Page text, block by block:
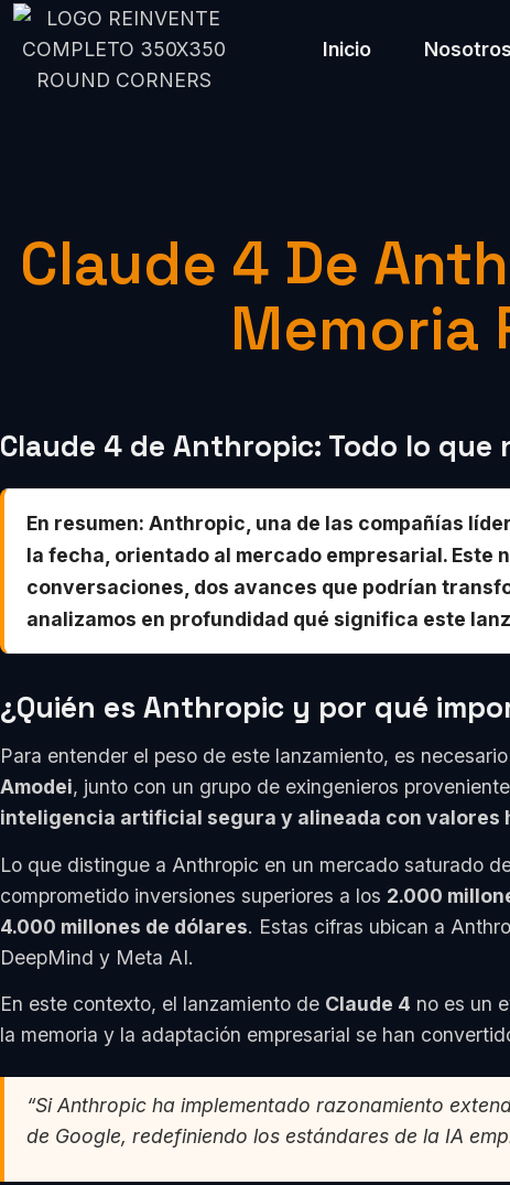
Inicio Nosotros
Claude 4 De
Memoria
Claude 4 de Anthropic: Todo lo
En resumen: Anthropic, una de las compañías
la fecha, orientado al mercado empresarial.
conversaciones, dos avances que podrían
analizamos en profundidad qué significa este
¿Quién es Anthropic y por qué
Para entender el peso de este lanzamiento, es
Amodei, junto con un grupo de exingenieros
inteligencia artificial segura y alineada con valores
Lo que distingue a Anthropic en un mercado saturado
comprometido inversiones superiores a los 2.000
4.000 millones de dólares. Estas cifras ubican a
DeepMind y Meta AI.
En este contexto, el lanzamiento de Claude 4 no es un
la memoria y la adaptación empresarial se han
“Si Anthropic ha implementado razonamiento
de Google, redefiniendo los estándares de la IA